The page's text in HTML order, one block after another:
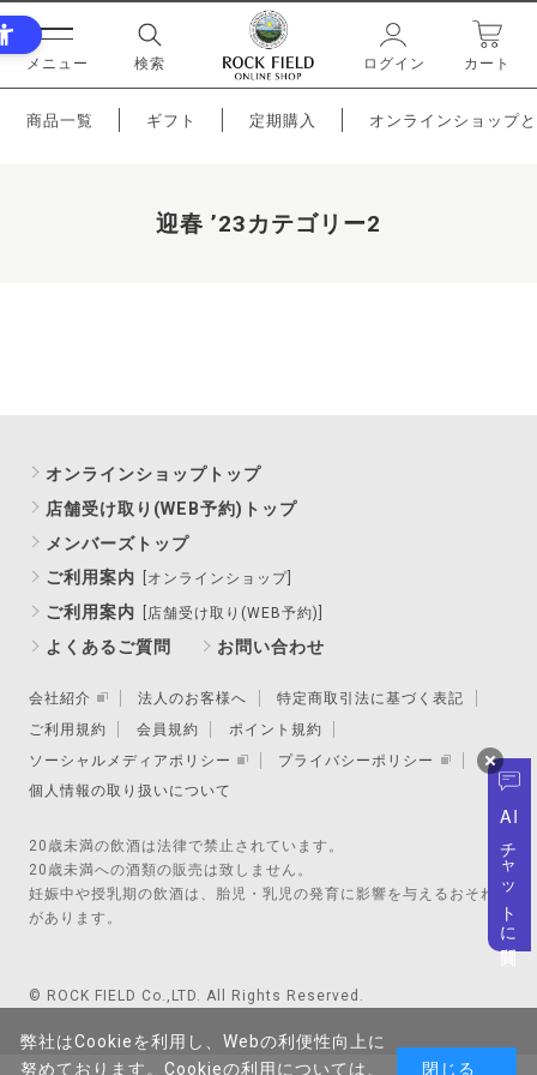
メニュー 検索 ログイン カート
商品一覧 ギフト 定期購入 オンラインショップ
迎春 ’23カテゴリー2
オンラインショップトップ
店舗受け取り(WEB予約)トップ
メンバーズトップ
ご利用案内
[オンラインショップ]
ご利用案内 [店舗受け取り(WEB予約)]
よくあるご質問 お問い合わせ
会社紹介 法人のお客様へ
特定商取引法に基づく表記
ご利用規約
会員規約
ポイント規約
ソーシャルメディアポリシー
プライバシーポリシー
個人情報の取り扱いについて
20歳未満の飲酒は法律で禁止されています。
20歳未満への酒類の販売は致しません。
妊娠中や授乳期の飲酒は、胎児・乳児の発育に影響を与えるおそれ
があります。
© ROCK FIELD Co.,LTD. All Rights Reserved.
AI
チャットに質問
弊社はCookieを利用し、Webの利便性向上に
努めております。Cookieの利用については、
閉じる